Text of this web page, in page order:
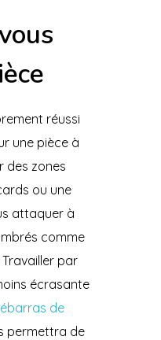
réussi
une pièce à
des zones
ou une
attaquer à
comme
par
écrasante
de
permettra de